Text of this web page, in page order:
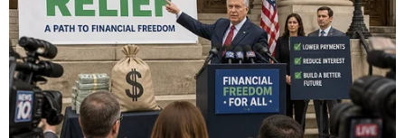
Liên minh châu Âu (EU) sẽ tăng cường kiểm tra
hải quan đối với các sản phẩm do các nhà bán
lẻ thương mại điện tử quốc tế, như Temu và
Shein, bán trực tiếp tới người tiêu dùng EU.
Dự thảo, được Ủy ban châu Âu (EC) đề xuất và